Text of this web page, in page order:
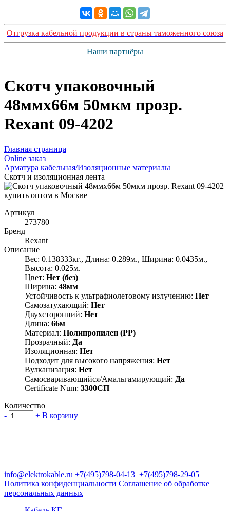
Отгрузка кабельной продукции в страны таможенного союза
Наши партнёры
Скотч упаковочный
48ммx66м 50мкм прозр.
Rexant 09-4202
Главная страница
Оnline заказ
Арматура кабельная/Изоляционные материалы
Скотч и изоляционная лента
Артикул
273780
Бренд
Rexant
Описание
Вес: 0.138333кг., Длина: 0.289м., Ширина: 0.0435м.,
Высота: 0.025м.
Цвет: Нет (без)
Ширина: 48мм
Устойчивость к ультрафиолетовому излучению: Нет
Самозатухающий: Нет
Двухсторонний: Нет
Длина: 66м
Материал: Полипропилен (PP)
Прозрачный: Да
Изоляционная: Нет
Подходит для высокого напряжения: Нет
Вулканизация: Нет
Самосваривающийся/Амальгамирующий: Да
Certificate Num: 3300СП
Количество
-
+ В корзину
info@elektrokable.ru +7(495)798-04-13 +7(495)798-29-05
Политика конфиденциальности Соглашение об обработке
персональных данных